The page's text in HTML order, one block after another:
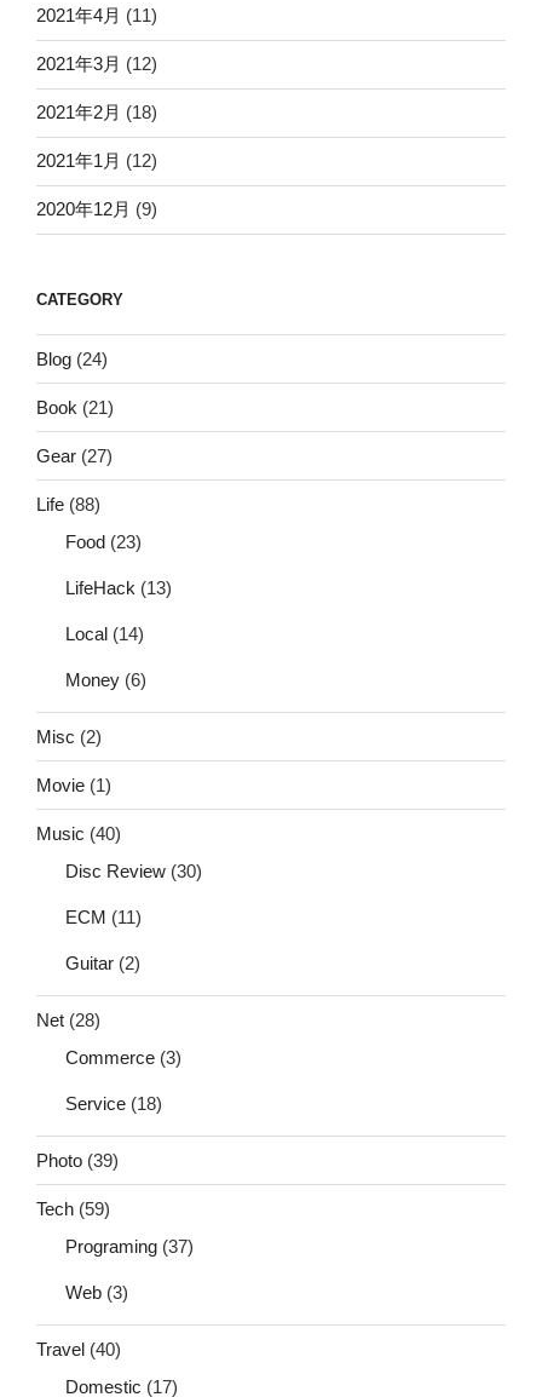
2021年4月 (11)
2021年3月 (12)
2021年2月 (18)
2021年1月 (12)
2020年12月 (9)
CATEGORY
Blog (24)
Book (21)
Gear (27)
Life (88)
Food (23)
LifeHack (13)
Local (14)
Money (6)
Misc (2)
Movie (1)
Music (40)
Disc Review (30)
ECM (11)
Guitar (2)
Net (28)
Commerce (3)
Service (18)
Photo (39)
Tech (59)
Programing (37)
Web (3)
Travel (40)
Domestic (17)